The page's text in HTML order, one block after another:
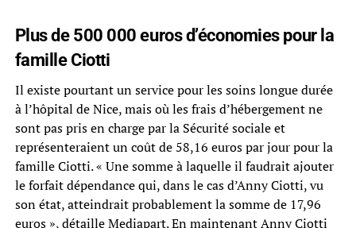
Plus de 500 000 euros d’économies pour la
famille Ciotti
Il existe pourtant un service pour les soins longue durée
à l’hôpital de Nice, mais où les frais d’hébergement ne
sont pas pris en charge par la Sécurité sociale et
représenteraient un coût de 58,16 euros par jour pour la
famille Ciotti. « Une somme à laquelle il faudrait ajouter
le forfait dépendance qui, dans le cas d’Anny Ciotti, vu
son état, atteindrait probablement la somme de 17,96
euros », détaille Mediapart. En maintenant Anny Ciotti